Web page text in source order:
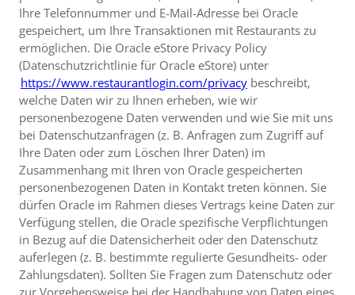
Ihre Telefonnummer und E-Mail-Adresse bei Oracle
gespeichert, um Ihre Transaktionen mit Restaurants zu
ermöglichen. Die Oracle eStore Privacy Policy
(Datenschutzrichtlinie für Oracle eStore) unter
https://www.restaurantlogin.com/privacy beschreibt,
welche Daten wir zu Ihnen erheben, wie wir
personenbezogene Daten verwenden und wie Sie mit uns
bei Datenschutzanfragen (z. B. Anfragen zum Zugriff auf
Ihre Daten oder zum Löschen Ihrer Daten) im
Zusammenhang mit Ihren von Oracle gespeicherten
personenbezogenen Daten in Kontakt treten können. Sie
dürfen Oracle im Rahmen dieses Vertrags keine Daten zur
Verfügung stellen, die Oracle spezifische Verpflichtungen
in Bezug auf die Datensicherheit oder den Datenschutz
auferlegen (z. B. bestimmte regulierte Gesundheits- oder
Zahlungsdaten). Sollten Sie Fragen zum Datenschutz oder
zur Vorgehensweise bei der Handhabung von Daten eines